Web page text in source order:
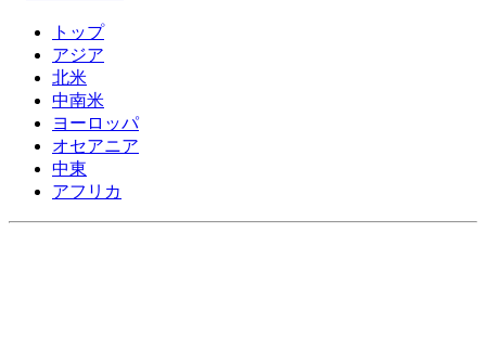
トップ
アジア
北米
中南米
ヨーロッパ
オセアニア
中東
アフリカ